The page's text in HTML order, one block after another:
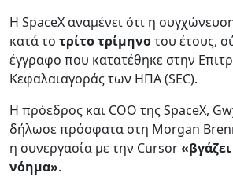
Η SpaceX αναμένει ότι η
κατά το τρίτο τρίμηνοτου έτους,
έγγραφο που κατατέθηκε στην
Κεφαλαιαγοράς των ΗΠΑ (SEC).
Η πρόεδρος και COO της SpaceX,
δήλωσε πρόσφατα στη Morgan
η συνεργασία με την Cursor
νόημα».